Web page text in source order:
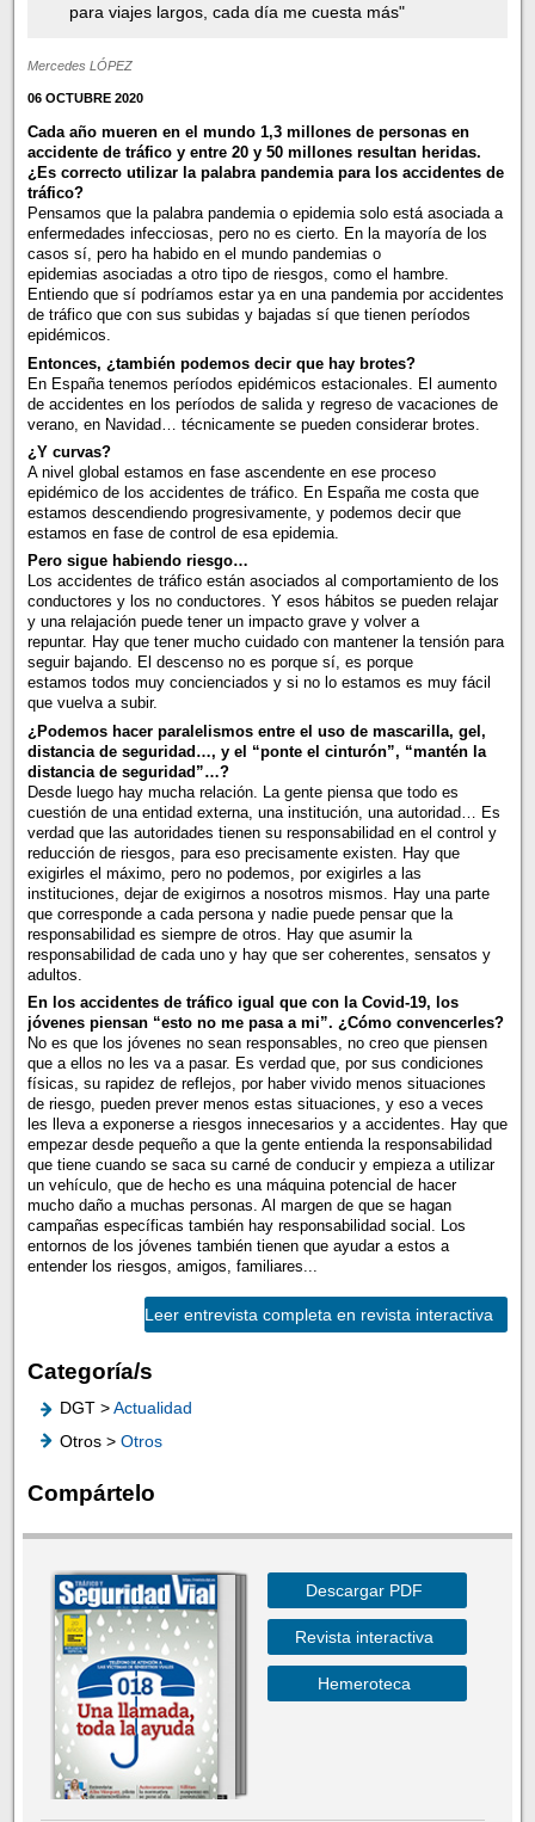
para viajes largos, cada día me cuesta más"
Mercedes LÓPEZ
06 OCTUBRE 2020
Cada año mueren en el mundo 1,3 millones de personas en
accidente de tráfico y entre 20 y 50 millones resultan heridas.
¿Es correcto utilizar la palabra pandemia para los accidentes de
tráfico?
Pensamos que la palabra pandemia o epidemia solo está asociada a
enfermedades infecciosas, pero no es cierto. En la mayoría de los
casos sí, pero ha habido en el mundo pandemias o
epidemias asociadas a otro tipo de riesgos, como el hambre.
Entiendo que sí podríamos estar ya en una pandemia por accidentes
de tráfico que con sus subidas y bajadas sí que tienen períodos
epidémicos.
Entonces, ¿también podemos decir que hay brotes?
En España tenemos períodos epidémicos estacionales. El aumento
de accidentes en los períodos de salida y regreso de vacaciones de
verano, en Navidad… técnicamente se pueden considerar brotes.
¿Y curvas?
A nivel global estamos en fase ascendente en ese proceso
epidémico de los accidentes de tráfico. En España me costa que
estamos descendiendo progresivamente, y podemos decir que
estamos en fase de control de esa epidemia.
Pero sigue habiendo riesgo…
Los accidentes de tráfico están asociados al comportamiento de los
conductores y los no conductores. Y esos hábitos se pueden relajar
y una relajación puede tener un impacto grave y volver a
repuntar. Hay que tener mucho cuidado con mantener la tensión para
seguir bajando. El descenso no es porque sí, es porque
estamos todos muy concienciados y si no lo estamos es muy fácil
que vuelva a subir.
¿Podemos hacer paralelismos entre el uso de mascarilla, gel,
distancia de seguridad…, y el “ponte el cinturón”, “mantén la
distancia de seguridad”…?
Desde luego hay mucha relación. La gente piensa que todo es
cuestión de una entidad externa, una institución, una autoridad… Es
verdad que las autoridades tienen su responsabilidad en el control y
reducción de riesgos, para eso precisamente existen. Hay que
exigirles el máximo, pero no podemos, por exigirles a las
instituciones, dejar de exigirnos a nosotros mismos. Hay una parte
que corresponde a cada persona y nadie puede pensar que la
responsabilidad es siempre de otros. Hay que asumir la
responsabilidad de cada uno y hay que ser coherentes, sensatos y
adultos.
En los accidentes de tráfico igual que con la Covid-19, los
jóvenes piensan “esto no me pasa a mi”. ¿Cómo convencerles?
No es que los jóvenes no sean responsables, no creo que piensen
que a ellos no les va a pasar. Es verdad que, por sus condiciones
físicas, su rapidez de reflejos, por haber vivido menos situaciones
de riesgo, pueden prever menos estas situaciones, y eso a veces
les lleva a exponerse a riesgos innecesarios y a accidentes. Hay que
empezar desde pequeño a que la gente entienda la responsabilidad
que tiene cuando se saca su carné de conducir y empieza a utilizar
un vehículo, que de hecho es una máquina potencial de hacer
mucho daño a muchas personas. Al margen de que se hagan
campañas específicas también hay responsabilidad social. Los
entornos de los jóvenes también tienen que ayudar a estos a
entender los riesgos, amigos, familiares...
Leer entrevista completa en revista interactiva
Categoría/s
DGT >Actualidad
Otros > Otros
Compártelo
Descargar PDF
Revista interactiva
Hemeroteca